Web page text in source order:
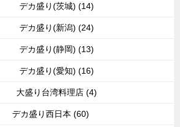
デカ盛り(茨城) (14)
デカ盛り(新潟) (24)
デカ盛り(静岡) (13)
デカ盛り(愛知) (16)
大盛り台湾料理店 (4)
デカ盛り西日本 (60)